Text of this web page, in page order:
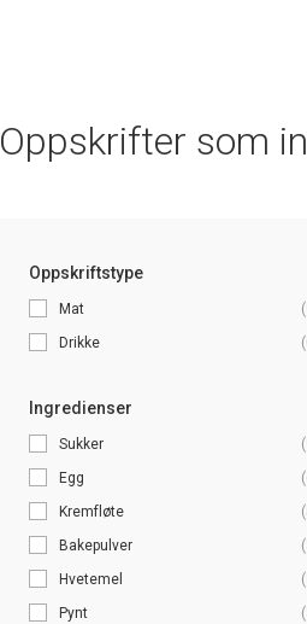
Oppskrifter som
Oppskriftstype
Mat
Drikke
Ingredienser
Sukker
Egg
Kremfløte
Bakepulver
Hvetemel
Pynt